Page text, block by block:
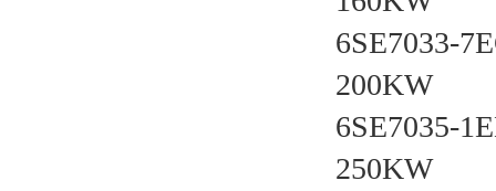
6SE7033-
200KW
6SE7035-
250KW